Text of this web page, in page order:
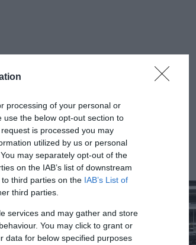
processing of your personal or
the below opt-out section to
is processed you may
utilized by us or personal
may separately opt-out of the
on the IAB’s list of downstream
third parties on the IAB’s List of
third parties.
services and may gather and store
You may click to grant or
data for below specified purposes